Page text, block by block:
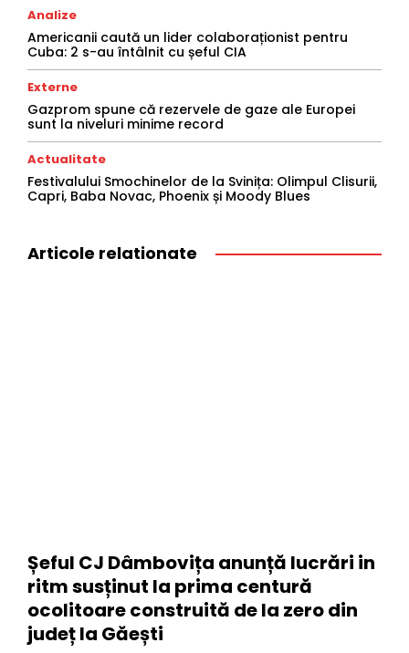
Analize
Americanii caută un lider colaboraționist pentru
Cuba: 2 s-au întâlnit cu șeful CIA
Externe
Gazprom spune că rezervele de gaze ale Europei
sunt la niveluri minime record
Actualitate
Festivalului Smochinelor de la Svinița: Olimpul Clisurii,
Capri, Baba Novac, Phoenix și Moody Blues
Articole relationate
Șeful CJ Dâmbovița anunță lucrări in
ritm susținut la prima centură
ocolitoare construită de la zero din
județ la Găești